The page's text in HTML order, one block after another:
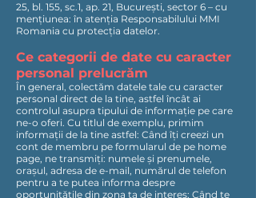
25, bl. 155, sc.1, ap. 21, București, sector 6 – cu
mențiunea: în atenția Responsabilului MMI
Romania cu protecția datelor.
Ce categorii de date cu caracter
personal prelucrăm
În general, colectăm datele tale cu caracter
personal direct de la tine, astfel încât ai
controlul asupra tipului de informație pe care
ne-o oferi. Cu titlul de exemplu, primim
informații de la tine astfel: Când îți creezi un
cont de membru pe formularul de pe home
page, ne transmiți: numele și prenumele,
orașul, adresa de e-mail, numărul de telefon
pentru a te putea informa despre
oportunitățile din zona ta de interes; Când te